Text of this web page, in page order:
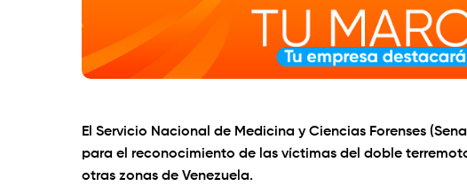
El Servicio Nacional de Medicina y Ciencias Forenses
para el reconocimiento de las víctimas del doble
otras zonas de Venezuela.